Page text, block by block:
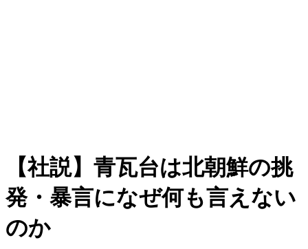
【社説】青瓦台は北朝鮮の挑
発・暴言になぜ何も言えない
のか